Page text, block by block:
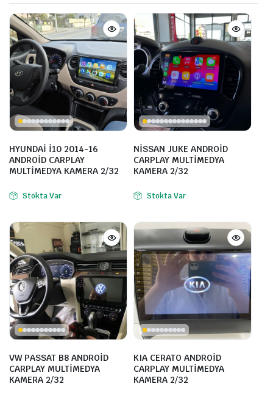
HYUNDAİ İ10 2014-16
ANDROİD CARPLAY
MULTİMEDYA KAMERA 2/32
Stokta Var
NİSSAN JUKE ANDROİD
CARPLAY MULTİMEDYA
KAMERA 2/32
Stokta Var
VW PASSAT B8 ANDROİD
CARPLAY MULTİMEDYA
KAMERA 2/32
KIA CERATO ANDROİD
CARPLAY MULTİMEDYA
KAMERA 2/32